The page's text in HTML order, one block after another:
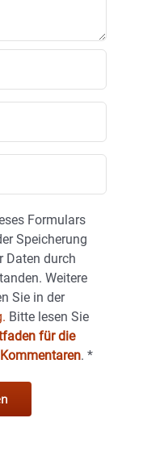
Formulars
Speicherung
Daten durch
Weitere
Sie in der
Bitte lesen Sie
für die
.*